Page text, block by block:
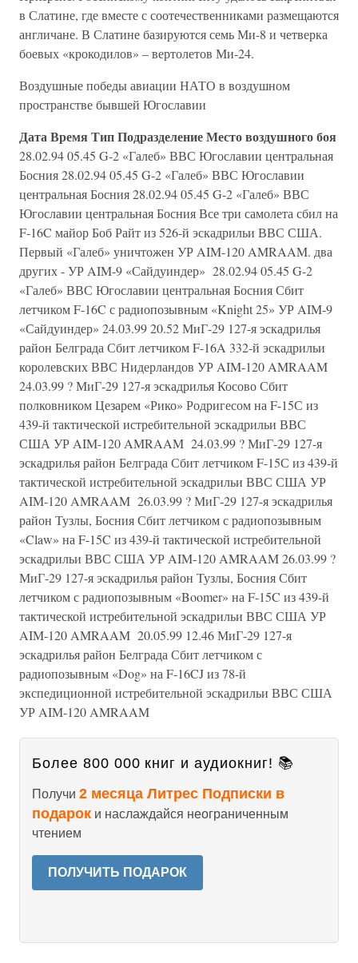
в Слатине, где вместе с соотечественниками размещаются
англичане. В Слатине базируются семь Ми-8 и четверка
боевых «крокодилов» – вертолетов Ми-24.
Воздушные победы авиации НАТО в воздушном
пространстве бывшей Югославии
ДатаВремя ТипПодразделениеМесто воздушного боя
28.02.94 05.45 G-2 «Галеб» ВВС Югославии центральная
Босния 28.02.94 05.45 G-2 «Галеб» ВВС Югославии
центральная Босния 28.02.94 05.45 G-2 «Галеб» ВВС
Югославии центральная Босния Все три самолета сбил на
F-16C майор Боб Райт из 526-й эскадрильи ВВС США.
Пер­вый «Галеб» уничтожен УР AIM-120 AMRAAM. два
других - УР AIM-9 «Сайдуиндер» 28.02.94 05.45 G-2
«Галеб» ВВС Югославии центральная Босния Сбит
летчиком F-16C с радиопозывным «Knight 25» УР AIM-9
«Сайдуиндер» 24.03.99 20.52 МиГ-29 127-я эскадрилья
район Белграда Сбит летчиком F-16A 332-й эскадрильи
королевских ВВС Нидерландов УР AIM-120 AMRAAM
24.03.99 ? МиГ-29 127-я эскадрилья Косово Сбит
полковником Цезарем «Рико» Родригесом на F-15С из
439-й тактической истре­бительной эскадрильи ВВС
США УР AIM-120 AMRAAM 24.03.99 ? МиГ-29 127-я
эскадрилья район Белграда Сбит летчиком F-15С из 439-й
тактической истребительной эскадрильи ВВС США УР
AIM-120 AMRAAM 26.03.99 ? МиГ-29 127-я эскадрилья
район Тузлы, Босния Сбит летчиком с радиопозывным
«Claw» на F-15C из 439-й тактической истребитель­ной
эскадрильи ВВС США УР AIM-120 AMRAAM 26.03.99 ?
МиГ-29 127-я эскадрилья район Тузлы, Босния Сбит
летчиком с радиопозывным «Boomer» на F-15C из 439-й
тактической истреби­тельной эскадрильи ВВС США УР
AIM-120 AMRAAM 20.05.99 12.46 МиГ-29 127-я
эскадрилья район Белграда Сбит летчиком с
радиопозывным «Dog» на F-16CJ из 78-й
экспедиционной истреби­тельной эскадрильи ВВС США
УР AIM-120 AMRAAM
Более 800 000 книг и аудиокниг! 📚
Получи 2 месяца Литрес Подписки в
подарок и наслаждайся неограниченным
чтением
ПОЛУЧИТЬ ПОДАРОК